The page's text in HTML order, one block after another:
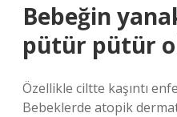
Bebeğin
pütür pütür
Özellikle ciltte kaşıntı
Bebeklerde atopik